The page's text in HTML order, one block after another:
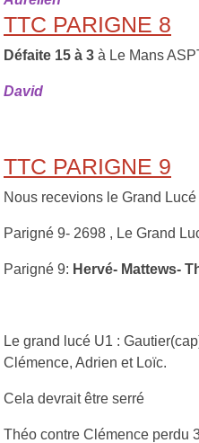
TTC PARIGNE 8
Défaite 15 à 3 à Le Mans
David
TTC PARIGNE 9
Nous recevions le Grand Lucé
Parigné 9- 2698 , Le Grand
Parigné 9: Hervé- Mattews-
Le grand lucé U1 :
Clémence, Adrien et Loïc.
Cela devrait être serré
Théo contre Clémence perdu